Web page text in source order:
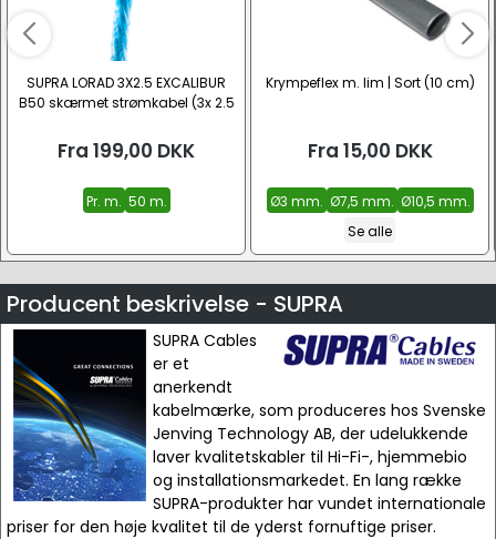
SUPRA LORAD 3X2.5 EXCALIBUR
B50 skærmet strømkabel (3x 2.5
Fra 199,00 DKK
Pr. m. 50 m.
Krympeflex m. lim | Sort (10 cm)
Fra 15,00 DKK
Ø3 mm. Ø7,5 mm. Ø10,5 mm.
Se alle
Producent beskrivelse - SUPRA
SUPRA Cables
er et
anerkendt
kabelmærke, som produceres hos Svenske
Jenving Technology AB, der udelukkende
laver kvalitetskabler til Hi-Fi-, hjemmebio
og installationsmarkedet. En lang række
SUPRA-produkter har vundet internationale
priser for den høje kvalitet til de yderst fornuftige priser.